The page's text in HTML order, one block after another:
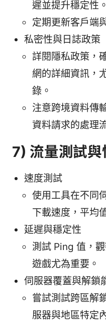
遲並提升穩定性。
定期更新客戶端
私密性與日誌政策
詳閱隱私政策，
網的詳細資訊，
錄。
注意跨境資料傳
資料請求的處理
7) 流量測試
速度測試
使用工具在不同
下載速度，平均
延遲與穩定性
測試 Ping 值，
遊戲尤為重要。
伺服器覆蓋與解鎖
嘗試測試跨區解
服器與地區特定